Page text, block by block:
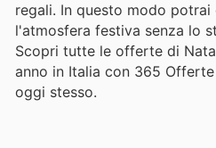
regali. In questo modo
l'atmosfera festiva senza lo
Scopri tutte le offerte di
anno in Italia con 365
oggi stesso.